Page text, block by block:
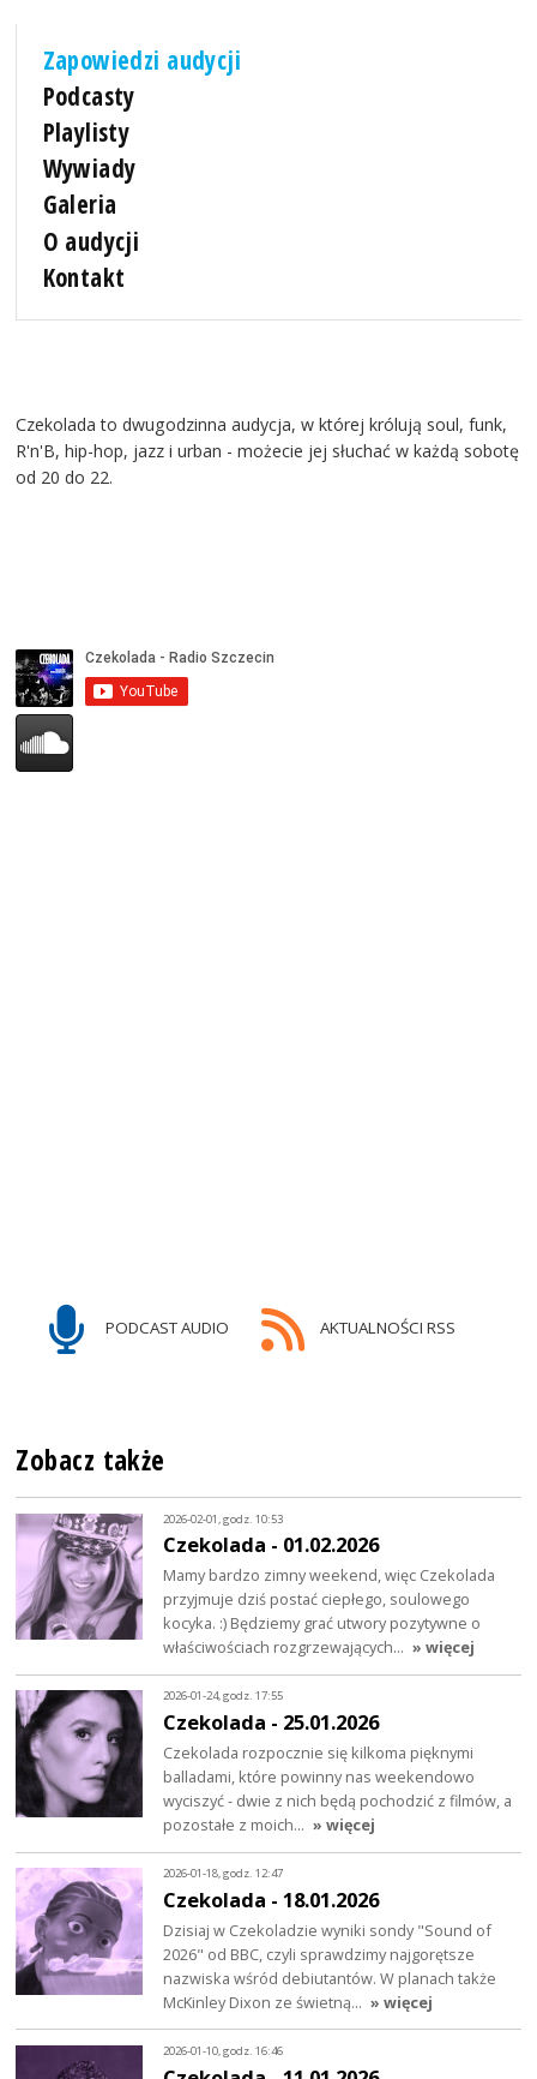
Zapowiedzi audycji
Podcasty
Playlisty
Wywiady
Galeria
O audycji
Kontakt
Czekolada to dwugodzinna audycja, w której królują soul, funk,
R'n'B, hip-hop, jazz i urban - możecie jej słuchać w każdą sobotę
od 20 do 22.
PODCAST AUDIO AKTUALNOŚCI RSS
Zobacz także
2026-02-01, godz. 10:53
Czekolada - 01.02.2026
Mamy bardzo zimny weekend, więc Czekolada
przyjmuje dziś postać ciepłego, soulowego
kocyka. :) Będziemy grać utwory pozytywne o
właściwościach rozgrzewających… » więcej
2026-01-24, godz. 17:55
Czekolada - 25.01.2026
Czekolada rozpocznie się kilkoma pięknymi
balladami, które powinny nas weekendowo
wyciszyć - dwie z nich będą pochodzić z filmów, a
pozostałe z moich… » więcej
2026-01-18, godz. 12:47
Czekolada - 18.01.2026
Dzisiaj w Czekoladzie wyniki sondy "Sound of
2026" od BBC, czyli sprawdzimy najgorętsze
nazwiska wśród debiutantów. W planach także
McKinley Dixon ze świetną… » więcej
2026-01-10, godz. 16:46